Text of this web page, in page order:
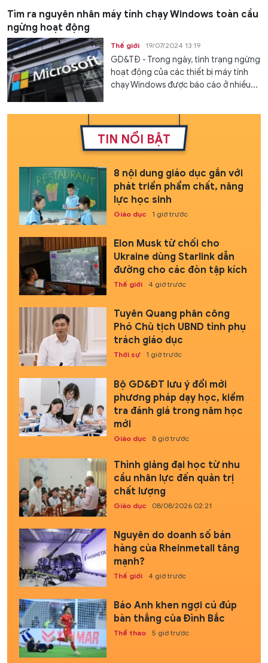
Tìm ra nguyên nhân máy tính chạy Windows toàn cầu
ngừng hoạt động
Thế giới 19/07/2024 13:19
GD&TĐ - Trong ngày, tình trạng ngừng
hoạt động của các thiết bị máy tính
chạy Windows được báo cáo ở nhiều...
TIN NỔI BẬT
8 nội dung giáo dục gắn với
phát triển phẩm chất, năng
lực học sinh
Giáo dục 1 giờ trước
Elon Musk từ chối cho
Ukraine dùng Starlink dẫn
đường cho các đòn tập kích
Thế giới 4 giờ trước
Tuyên Quang phân công
Phó Chủ tịch UBND tỉnh phụ
trách giáo dục
Thời sự 1 giờ trước
Bộ GD&ĐT lưu ý đổi mới
phương pháp dạy học, kiểm
tra đánh giá trong năm học
mới
Giáo dục 8 giờ trước
Thỉnh giảng đại học từ nhu
cầu nhân lực đến quản trị
chất lượng
Giáo dục 08/08/2026 02:21
Nguyên do doanh số bán
hàng của Rheinmetall tăng
mạnh?
Thế giới 4 giờ trước
Báo Anh khen ngợi cú đúp
bàn thắng của Đình Bắc
Thể thao 5 giờ trước